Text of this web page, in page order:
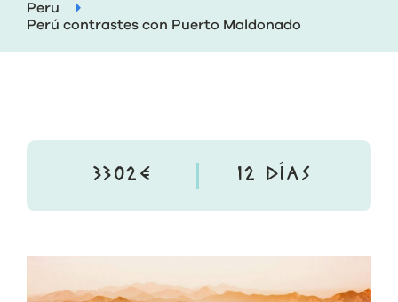
Peru
Perú contrastes con Puerto Maldonado
3302€ 12 DÍAS